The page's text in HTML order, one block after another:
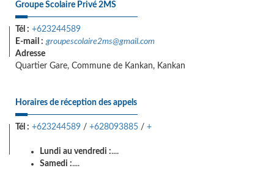
Groupe Scolaire Privé 2MS
Tél : +623244589
E-mail : groupescolaire2ms@gmail.com
Adresse
Quartier Gare, Commune de Kankan, Kankan
Horaires de réception des appels
Tél : +623244589 / +628093885 / +
Lundi au vendredi :....
Samedi :....